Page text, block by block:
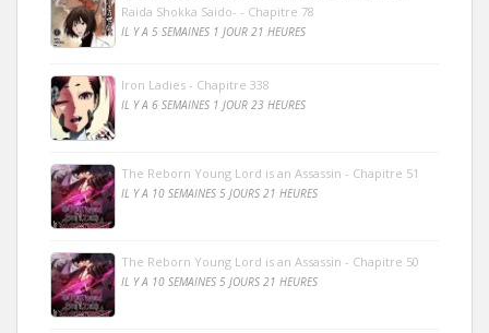
Raida Shokka Saido- - Chapitre 78
IL Y A 5 SEMAINES 1 JOUR 21 HEURES
Iron Ladies - Chapitre 338
IL Y A 6 SEMAINES 1 JOUR 23 HEURES
The Reborn Young Lord is an Assassin - Chapitre 51
IL Y A 10 SEMAINES 5 JOURS 21 HEURES
The Reborn Young Lord is an Assassin - Chapitre 50
IL Y A 10 SEMAINES 5 JOURS 21 HEURES